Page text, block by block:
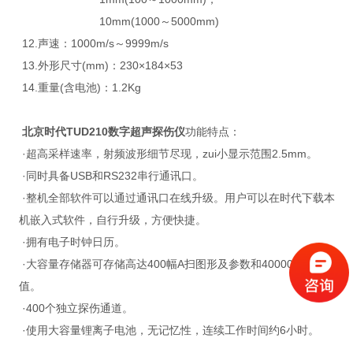
10mm(1000～5000mm)
12.声速：1000m/s～9999m/s
13.外形尺寸(mm)：230×184×53
14.重量(含电池)：1.2Kg
北京时代TUD210数字超声探伤仪功能特点：
·超高采样速率，射频波形细节尽现，zui小显示范围2.5mm。
·同时具备USB和RS232串行通讯口。
·整机全部软件可以通过通讯口在线升级。用户可以在时代下载本
机嵌入式软件，自行升级，方便快捷。
·拥有电子时钟日历。
·大容量存储器可存储高达400幅A扫图形及参数和40000个厚度
值。
·400个独立探伤通道。
·使用大容量锂离子电池，无记忆性，连续工作时间约6小时。